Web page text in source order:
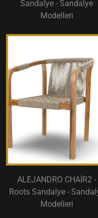
Sandalye - Sandalye
Modelleri
ALEJANDRO CHAİR2 -
Roots Sandalye -
Modelleri